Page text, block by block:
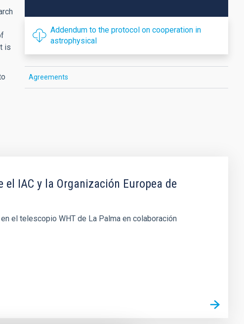
is
Addendum to the protocol on cooperation in
astrophysical
Agreements
IAC y la Organización Europea de
el telescopio WHT de La Palma en colaboración